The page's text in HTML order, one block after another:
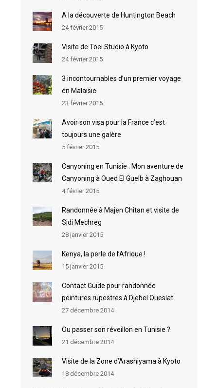
A la découverte de Huntington Beach
24 février 2015
Visite de Toei Studio à Kyoto
24 février 2015
3 incontournables d’un premier voyage
en Malaisie
23 février 2015
Avoir son visa pour la France c’est
toujours une galère
5 février 2015
Canyoning en Tunisie : Mon aventure de
Canyoning à Oued El Guelb à Zaghouan
4 février 2015
Randonnée à Majen Chitan et visite de
Sidi Mechreg
28 janvier 2015
Kenya, la perle de l’Afrique !
15 janvier 2015
Contact Guide pour randonnée
peintures rupestres à Djebel Oueslat
27 décembre 2014
Ou passer son réveillon en Tunisie ?
21 décembre 2014
Visite de la Zone d’Arashiyama à Kyoto
18 décembre 2014